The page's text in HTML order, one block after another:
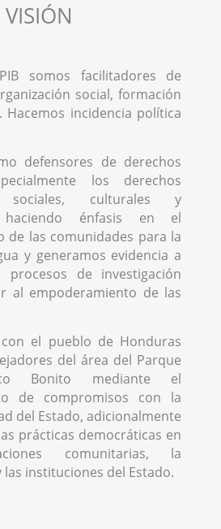
VISIÓN
somos facilitadores de
social, formación
Hacemos incidencia política
defensores de derechos
los derechos
sociales, culturales y
haciendo énfasis en el
de las comunidades para la
y generamos evidencia a
de investigación
al empoderamiento de las
el pueblo de Honduras
del área del Parque
Bonito mediante el
de compromisos con la
del Estado, adicionalmente
prácticas democráticas en
comunitarias, la
las instituciones del Estado.